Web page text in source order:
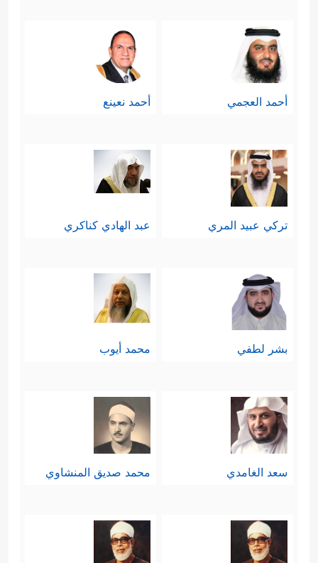
أحمد العجمي أحمد نعينع
تركي عبيد المري عبد الهادي كناكري
بشر لطفي محمد أيوب
سعد الغامدي محمد صديق المنشاوي